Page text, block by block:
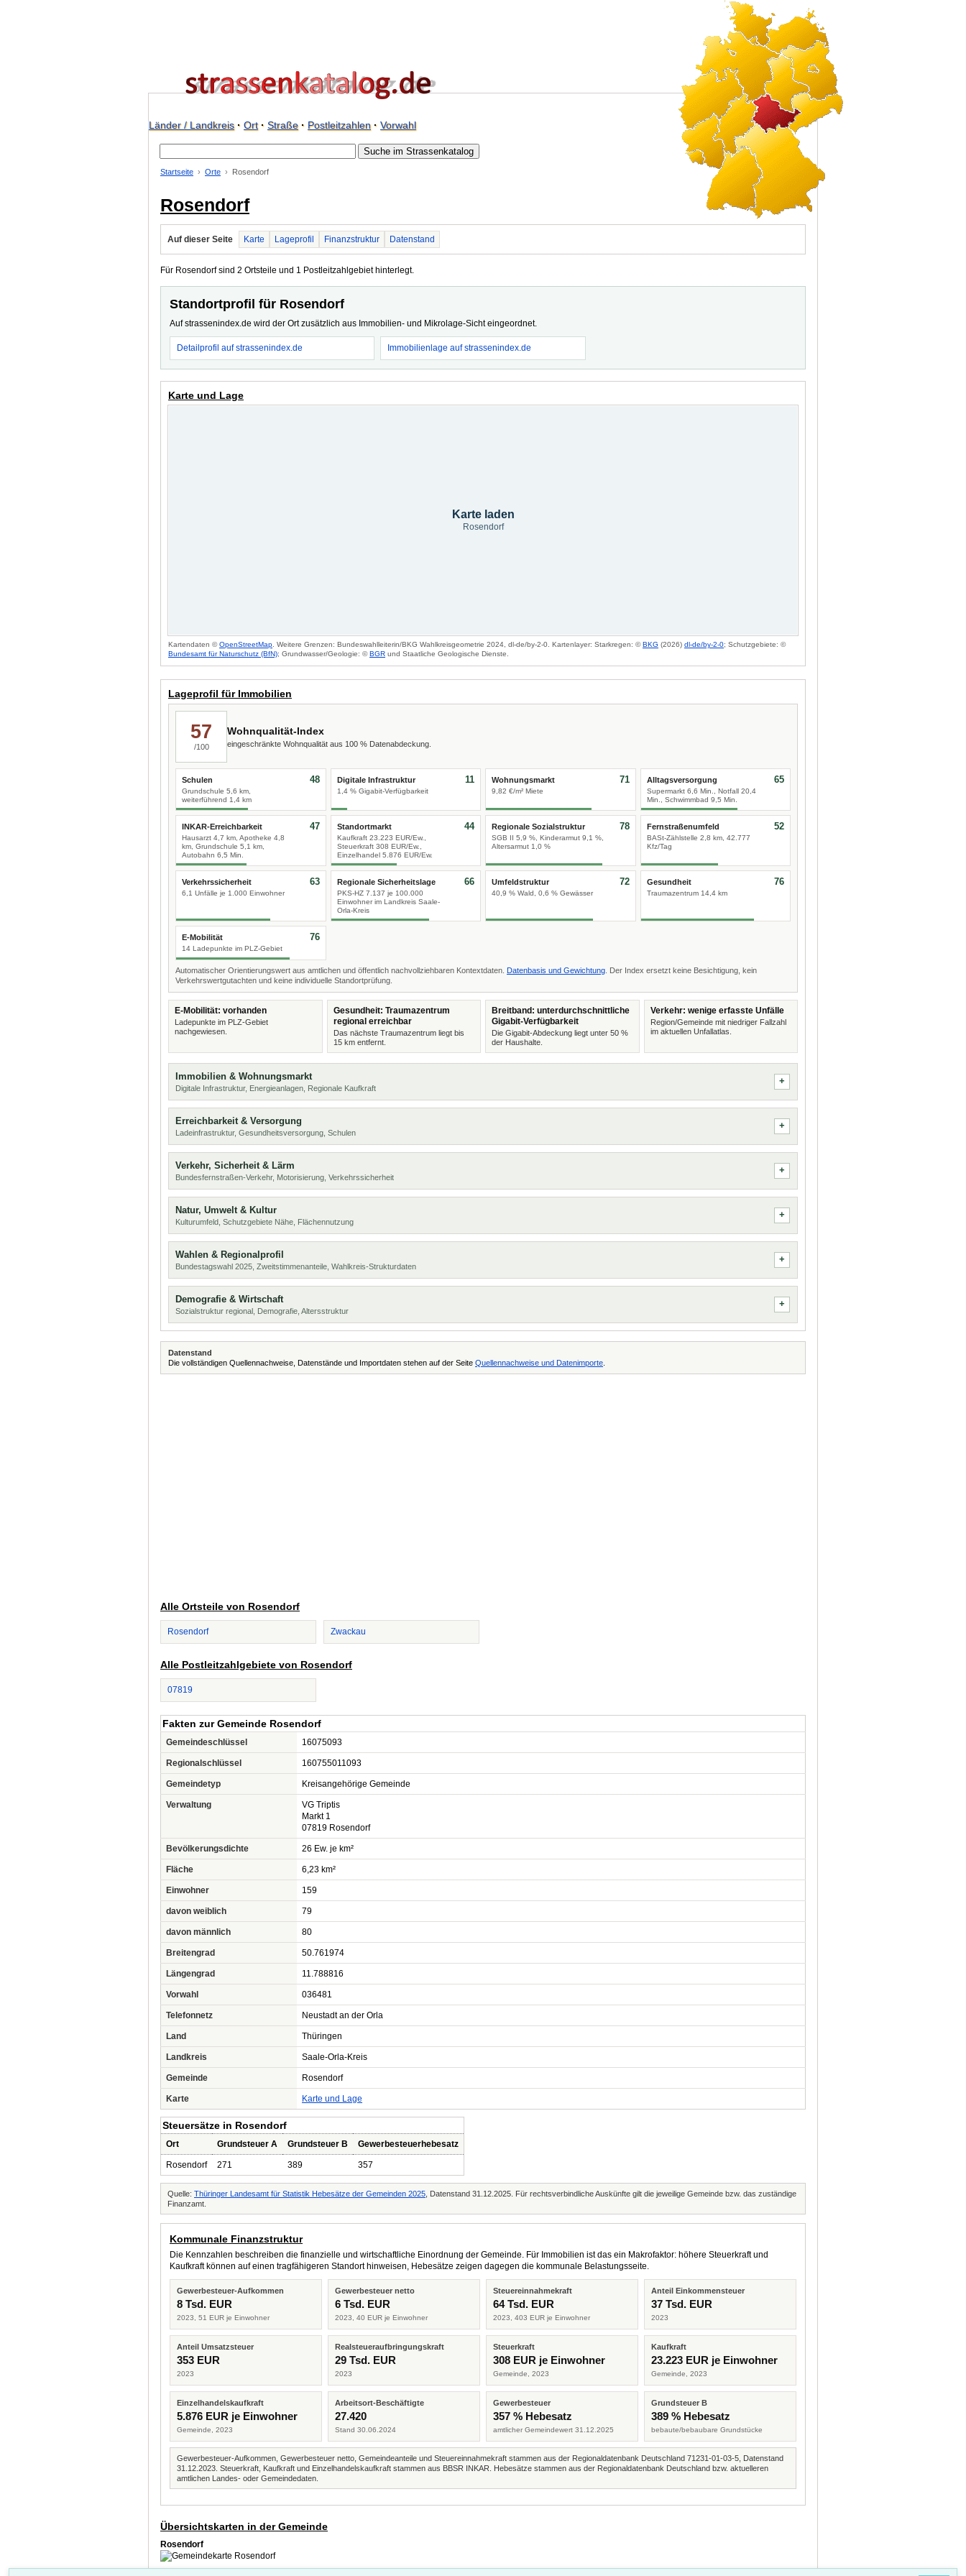
Länder / Landkreis· Ort· Straße· Postleitzahlen· Vorwahl
Startseite Orte Rosendorf
Rosendorf
Auf dieser Seite Karte Lageprofil Finanzstruktur Datenstand
Für Rosendorf sind 2 Ortsteile und 1 Postleitzahlgebiet hinterlegt.
Standortprofil für Rosendorf
Auf strassenindex.de wird der Ort zusätzlich aus Immobilien- und Mikrolage-Sicht eingeordnet.
Detailprofil auf strassenindex.de Immobilienlage auf strassenindex.de
Karte und Lage
Karte laden
Rosendorf
Kartendaten ©OpenStreetMap . Weitere Grenzen: Bundeswahlleiterin/BKG Wahlkreisgeometrie 2024, dl-de/by-2-0. Kartenlayer: Starkregen: ©BKG (2026) dl-de/by-2-0; Schutzgebiete: ©
Bundesamt für Naturschutz (BfN); Grundwasser/Geologie: ©BGR und Staatliche Geologische Dienste.
Lageprofil für Immobilien
57
/100
Wohnqualität-Index
eingeschränkte Wohnqualität aus 100 % Datenabdeckung.
Schulen
Grundschule 5,6 km,
weiterführend 1,4 km
48 Digitale Infrastruktur
1,4 % Gigabit-Verfügbarkeit
11 Wohnungsmarkt
9,82 €/m² Miete
71 Alltagsversorgung
Supermarkt 6,6 Min., Notfall 20,4
Min., Schwimmbad 9,5 Min.
65
INKAR-Erreichbarkeit
Hausarzt 4,7 km, Apotheke 4,8
km, Grundschule 5,1 km,
Autobahn 6,5 Min.
47 Standortmarkt
Kaufkraft 23.223 EUR/Ew.,
Steuerkraft 308 EUR/Ew.,
Einzelhandel 5.876 EUR/Ew.
44 Regionale Sozialstruktur
SGB II 5,9 %, Kinderarmut 9,1 %,
Altersarmut 1,0 %
78 Fernstraßenumfeld
BASt-Zählstelle 2,8 km, 42.777
Kfz/Tag
52
Verkehrssicherheit
6,1 Unfälle je 1.000 Einwohner
63 Regionale Sicherheitslage
PKS-HZ 7.137 je 100.000
Einwohner im Landkreis Saale-
Orla-Kreis
66 Umfeldstruktur
40,9 % Wald, 0,6 % Gewässer
72 Gesundheit
Traumazentrum 14,4 km
76
E-Mobilität
14 Ladepunkte im PLZ-Gebiet
76
Automatischer Orientierungswert aus amtlichen und öffentlich nachvollziehbaren Kontextdaten. Datenbasis und Gewichtung . Der Index ersetzt keine Besichtigung, kein
Verkehrswertgutachten und keine individuelle Standortprüfung.
E-Mobilität: vorhanden
Ladepunkte im PLZ-Gebiet
nachgewiesen.
Gesundheit: Traumazentrum
regional erreichbar
Das nächste Traumazentrum liegt bis
15 km entfernt.
Breitband: unterdurchschnittliche
Gigabit-Verfügbarkeit
Die Gigabit-Abdeckung liegt unter 50 %
der Haushalte.
Verkehr: wenige erfasste Unfälle
Region/Gemeinde mit niedriger Fallzahl
im aktuellen Unfallatlas.
Immobilien & Wohnungsmarkt
Digitale Infrastruktur, Energieanlagen, Regionale Kaufkraft
Erreichbarkeit & Versorgung
Ladeinfrastruktur, Gesundheitsversorgung, Schulen
Verkehr, Sicherheit & Lärm
Bundesfernstraßen-Verkehr, Motorisierung, Verkehrssicherheit
Natur, Umwelt & Kultur
Kulturumfeld, Schutzgebiete Nähe, Flächennutzung
Wahlen & Regionalprofil
Bundestagswahl 2025, Zweitstimmenanteile, Wahlkreis-Strukturdaten
Demografie & Wirtschaft
Sozialstruktur regional, Demografie, Altersstruktur
Datenstand
Die vollständigen Quellennachweise, Datenstände und Importdaten stehen auf der Seite Quellennachweise und Datenimporte
Alle Ortsteile von Rosendorf
Rosendorf Zwackau
Alle Postleitzahlgebiete von Rosendorf
07819
Fakten zur Gemeinde Rosendorf
Gemeindeschlüssel 16075093
Regionalschlüssel 160755011093
Gemeindetyp Kreisangehörige Gemeinde
Verwaltung
VG Triptis
Markt 1
07819 Rosendorf
Bevölkerungsdichte 26 Ew. je km²
Fläche 6,23 km²
Einwohner 159
davon weiblich 79
davon männlich 80
Breitengrad 50.761974
Längengrad 11.788816
Vorwahl 036481
Telefonnetz Neustadt an der Orla
Land Thüringen
Landkreis Saale-Orla-Kreis
Gemeinde Rosendorf
Karte Karte und Lage
Steuersätze in Rosendorf
Ort Grundsteuer A Grundsteuer B Gewerbesteuerhebesatz
Rosendorf 271 389 357
Quelle: Thüringer Landesamt für Statistik Hebesätze der Gemeinden 2025 , Datenstand 31.12.2025. Für rechtsverbindliche Auskünfte gilt die jeweilige Gemeinde bzw. das zuständige
Finanzamt.
Kommunale Finanzstruktur
Die Kennzahlen beschreiben die finanzielle und wirtschaftliche Einordnung der Gemeinde. Für Immobilien ist das ein Makrofaktor: höhere Steuerkraft und
Kaufkraft können auf einen tragfähigeren Standort hinweisen, Hebesätze zeigen dagegen die kommunale Belastungsseite.
Gewerbesteuer-Aufkommen
8 Tsd. EUR
2023, 51 EUR je Einwohner
Gewerbesteuer netto
6 Tsd. EUR
2023, 40 EUR je Einwohner
Steuereinnahmekraft
64 Tsd. EUR
2023, 403 EUR je Einwohner
Anteil Einkommensteuer
37 Tsd. EUR
2023
Anteil Umsatzsteuer
353 EUR
2023
Realsteueraufbringungskraft
29 Tsd. EUR
2023
Steuerkraft
308 EUR je Einwohner
Gemeinde, 2023
Kaufkraft
23.223 EUR je Einwohner
Gemeinde, 2023
Einzelhandelskaufkraft
5.876 EUR je Einwohner
Gemeinde, 2023
Arbeitsort-Beschäftigte
27.420
Stand 30.06.2024
Gewerbesteuer
357 % Hebesatz
amtlicher Gemeindewert 31.12.2025
Grundsteuer B
389 % Hebesatz
bebaute/bebaubare Grundstücke
Gewerbesteuer-Aufkommen, Gewerbesteuer netto, Gemeindeanteile und Steuereinnahmekraft stammen aus der Regionaldatenbank Deutschland 71231-01-03-5, Datenstand
31.12.2023. Steuerkraft, Kaufkraft und Einzelhandelskaufkraft stammen aus BBSR INKAR. Hebesätze stammen aus der Regionaldatenbank Deutschland bzw. aktuelleren
amtlichen Landes- oder Gemeindedaten.
Übersichtskarten in der Gemeinde
Rosendorf